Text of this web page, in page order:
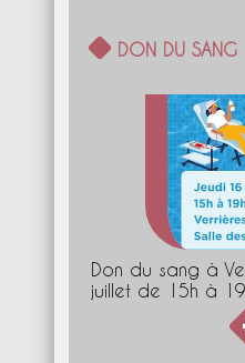
DON DU SANG
Don du sang à
juillet de 15h à
+